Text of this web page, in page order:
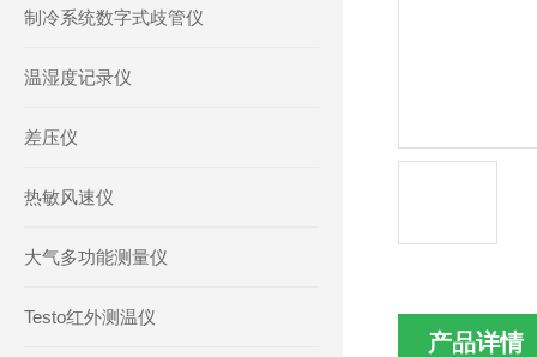
制冷系统数字式歧管仪
温湿度记录仪
差压仪
热敏风速仪
大气多功能测量仪
Testo红外测温仪
产品详情